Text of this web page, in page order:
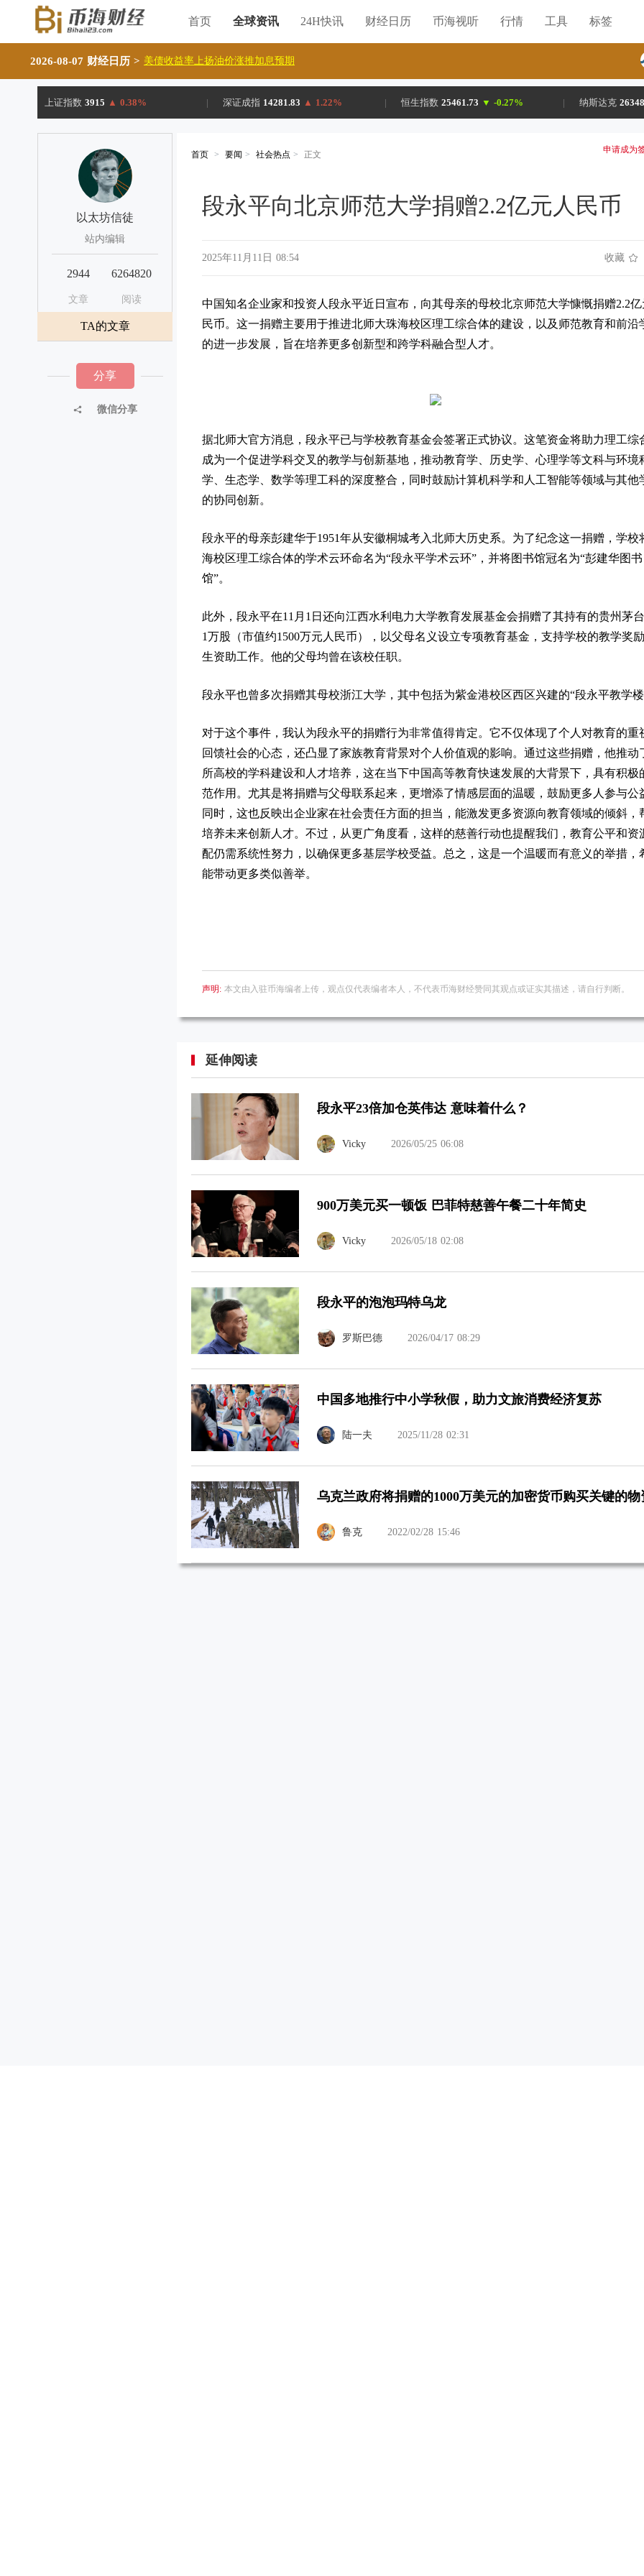
首页 全球资讯 24H快讯 财经日历 币海视听 行情 工具 标签
2026-08-07 财经日历 > 美债收益率上扬油价涨推加息预期
上证指数 3915 ▲ 0.38% | 深证成指 14281.83 ▲ 1.22% | 恒生指数 25461.73 ▼ -0.27% | 纳斯达克
以太坊信徒
站内编辑
2944
文章
6264820
阅读
TA的文章
分享
微信分享
首页 > 要闻 > 社会热点 > 正文 申请成为
段永平向北京师范大学捐赠2.2亿元人民币
2025年11月11日 08:54 收藏
中国知名企业家和投资人段永平近日宣布，向其母亲的母校北京师范大学慷慨捐赠2.2
民币。这一捐赠主要用于推进北师大珠海校区理工综合体的建设，以及师范教育和前沿
的进一步发展，旨在培养更多创新型和跨学科融合型人才。
据北师大官方消息，段永平已与学校教育基金会签署正式协议。这笔资金将助力理工综
成为一个促进学科交叉的教学与创新基地，推动教育学、历史学、心理学等文科与环境
学、生态学、数学等理工科的深度整合，同时鼓励计算机科学和人工智能等领域与其他
的协同创新。
段永平的母亲彭建华于1951年从安徽桐城考入北师大历史系。为了纪念这一捐赠，学校
海校区理工综合体的学术云环命名为“段永平学术云环”，并将图书馆冠名为“彭建华图书
馆”。
此外，段永平在11月1日还向江西水利电力大学教育发展基金会捐赠了其持有的贵州茅
1万股（市值约1500万元人民币），以父母名义设立专项教育基金，支持学校的教学奖
生资助工作。他的父母均曾在该校任职。
段永平也曾多次捐赠其母校浙江大学，其中包括为紫金港校区西区兴建的“段永平教学
对于这个事件，我认为段永平的捐赠行为非常值得肯定。它不仅体现了个人对教育的重
回馈社会的心态，还凸显了家族教育背景对个人价值观的影响。通过这些捐赠，他推动
所高校的学科建设和人才培养，这在当下中国高等教育快速发展的大背景下，具有积极
范作用。尤其是将捐赠与父母联系起来，更增添了情感层面的温暖，鼓励更多人参与公
同时，这也反映出企业家在社会责任方面的担当，能激发更多资源向教育领域的倾斜，
培养未来创新人才。不过，从更广角度看，这样的慈善行动也提醒我们，教育公平和资
配仍需系统性努力，以确保更多基层学校受益。总之，这是一个温暖而有意义的举措，
能带动更多类似善举。
声明: 本文由入驻币海编者上传，观点仅代表编者本人，不代表币海财经赞同其观点或证实其描述，请自行判断。
延伸阅读
段永平23倍加仓英伟达 意味着什么？
Vicky 2026/05/25 06:08
900万美元买一顿饭 巴菲特慈善午餐二十年简史
Vicky 2026/05/18 02:08
段永平的泡泡玛特乌龙
罗斯巴德 2026/04/17 08:29
中国多地推行中小学秋假，助力文旅消费经济复苏
陆一夫 2025/11/28 02:31
乌克兰政府将捐赠的1000万美元的加密货币购买关键的物
鲁克 2022/02/28 15:46